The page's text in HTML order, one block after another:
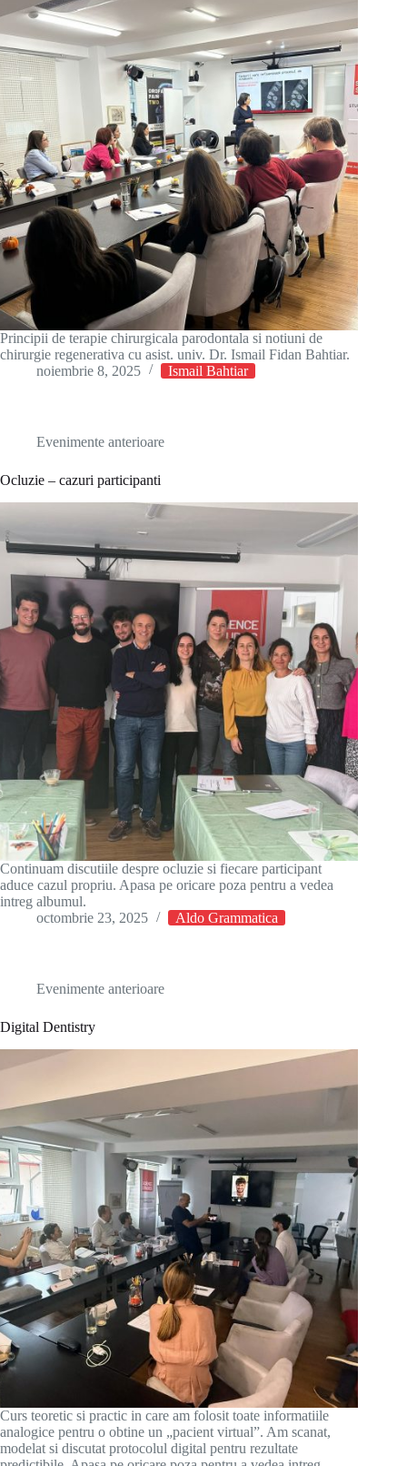
Principii de terapie chirurgicala parodontala si notiuni de
chirurgie regenerativa cu asist. univ. Dr. Ismail Fidan Bahtiar.
noiembrie 8, 2025
Ismail Bahtiar
Evenimente anterioare
Ocluzie – cazuri participanti
Continuam discutiile despre ocluzie si fiecare participant
aduce cazul propriu. Apasa pe oricare poza pentru a vedea
intreg albumul.
octombrie 23, 2025
Aldo Grammatica
Evenimente anterioare
Digital Dentistry
Curs teoretic si practic in care am folosit toate informatiile
analogice pentru o obtine un „pacient virtual”. Am scanat,
modelat si discutat protocolul digital pentru rezultate